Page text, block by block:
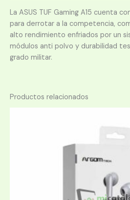
La ASUS TUF Gaming A15 cuenta
para derrotar a la competencia,
alto rendimiento enfriados por un
módulos anti polvo y durabilidad
grado militar.
Productos relacionados